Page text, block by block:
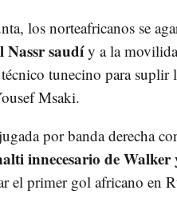
los norteafricanos se
Nassr saudíy a la
tunecino para suplir
Msaki.
por banda derecha
innecesario de Walker
el primer gol africano en